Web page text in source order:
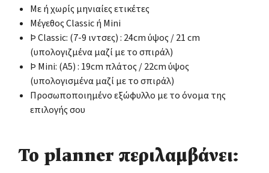
Με ή χωρίς μηνιαίες ετικέτες
Μέγεθος Classic ή Mini
Þ Classic: (7-9 ιντσες) : 24cm ύψος / 21 cm
(υπολογιζμένα μαζί με το σπιράλ)
Þ Mini: (Α5) : 19cm πλάτος / 22cm ύψος
(υπολογισμένα μαζί με το σπιράλ)
Προσωποποιημένο εξώφυλλο με το όνομα της
επιλογής σου
Το planner περιλαμβάνει: